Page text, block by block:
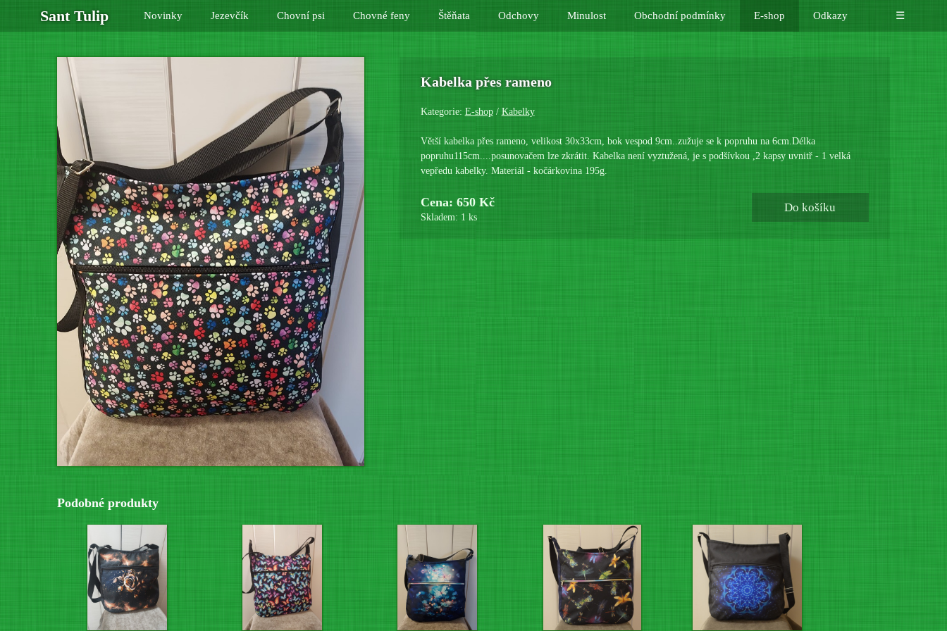
Sant Tulip Novinky Jezevčík Chovní psi Chovné feny Štěňata Odchovy Minulost Obchodní podmínky E-shop Odkazy ☰
Kabelka přes rameno
Kategorie: E-shop/ Kabelky
Větší kabelka přes rameno, velikost 30x33cm, bok vespod 9cm..zužuje se k popruhu na 6cm.Délka
popruhu115cm....posunovačem lze zkrátit. Kabelka není vyztužená, je s podšívkou ,2 kapsy uvnitř - 1 velká
vepředu kabelky. Materiál - kočárkovina 195g.
Cena: 650 Kč
Skladem: 1 ks
Do košíku
Podobné produkty